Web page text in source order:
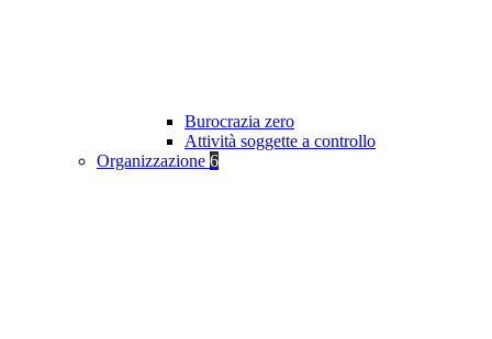
Burocrazia zero
Attività soggette a controllo
Organizzazione 6